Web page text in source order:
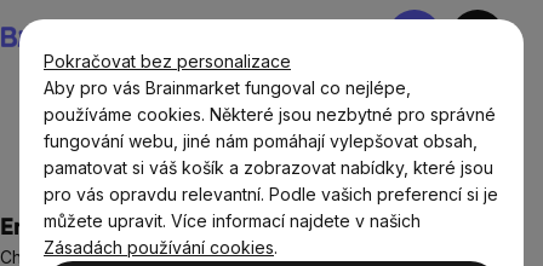
Pokračovat bez personalizace
Aby pro vás Brainmarket fungoval co nejlépe,
používáme cookies. Některé jsou nezbytné pro správné
fungování webu, jiné nám pomáhají vylepšovat obsah,
pamatovat si váš košík a zobrazovat nabídky, které jsou
pro vás opravdu relevantní. Podle vašich preferencí si je
můžete upravit. Více informací najdete v našich
Zásadách používání cookies.
na
obsah
Nákupní
Potraviny Potraviny bez lepku
Sladké snacky a slané
krekry bez lepku
Enervit Power Crunchy Bar, čokoláda, 40 g
Chutná a křupavá energetická tyčinka